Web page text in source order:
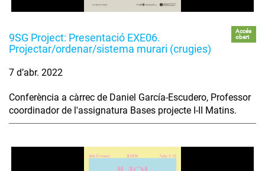
9SG Project: Presentació EXE06.
Projectar/ordenar/sistema murari (crugies)
Accés
obert
7 d’abr. 2022
Conferència a càrrec de Daniel García-Escudero, Professor
coordinador de l'assignatura Bases projecte I-II Matins.